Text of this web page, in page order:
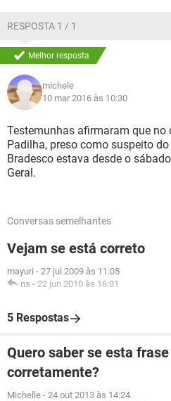
RESPOSTA 1 / 1
Melhor resposta
michele
10 mar 2016 às 10:30
Testemunhas afirmaram que no
Padilha, preso como suspeito
Bradesco estava desde o
Geral.
Conversas semelhantes
Vejam se está correto
mayuri - 27 jul 2009 às 11:05
ns - 22 jun 2010 às 16:01
5 Respostas
Quero saber se esta
corretamente?
Michelle - 24 out 2013 às 14:24